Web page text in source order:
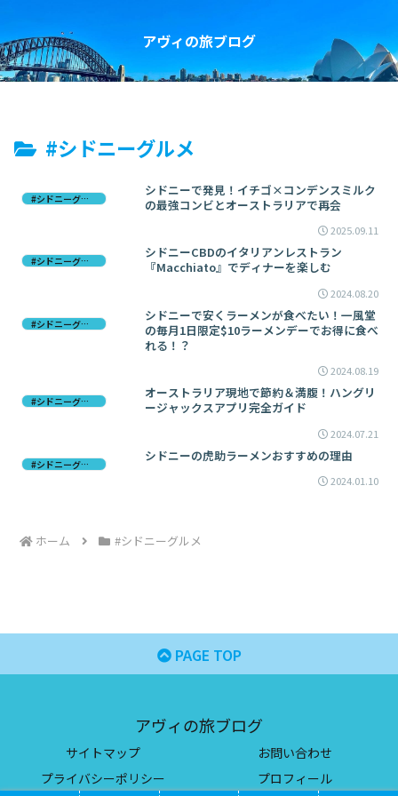
アヴィの旅ブログ
#シドニーグルメ
#シドニーグルメ
シドニーで発見！イチゴ×コンデンスミルク
の最強コンビとオーストラリアで再会
2025.09.11
#シドニーグルメ
シドニーCBDのイタリアンレストラン
『Macchiato』でディナーを楽しむ
2024.08.20
#シドニーグルメ
シドニーで安くラーメンが食べたい！一風堂
の毎月1日限定$10ラーメンデーでお得に食べ
れる！？
2024.08.19
#シドニーグルメ
オーストラリア現地で節約＆満腹！ハングリ
ージャックスアプリ完全ガイド
2024.07.21
#シドニーグルメ
シドニーの虎助ラーメンおすすめの理由
2024.01.10
ホーム #シドニーグルメ
PAGE TOP
アヴィの旅ブログ
サイトマップ
お問い合わせ
プライバシーポリシー
プロフィール